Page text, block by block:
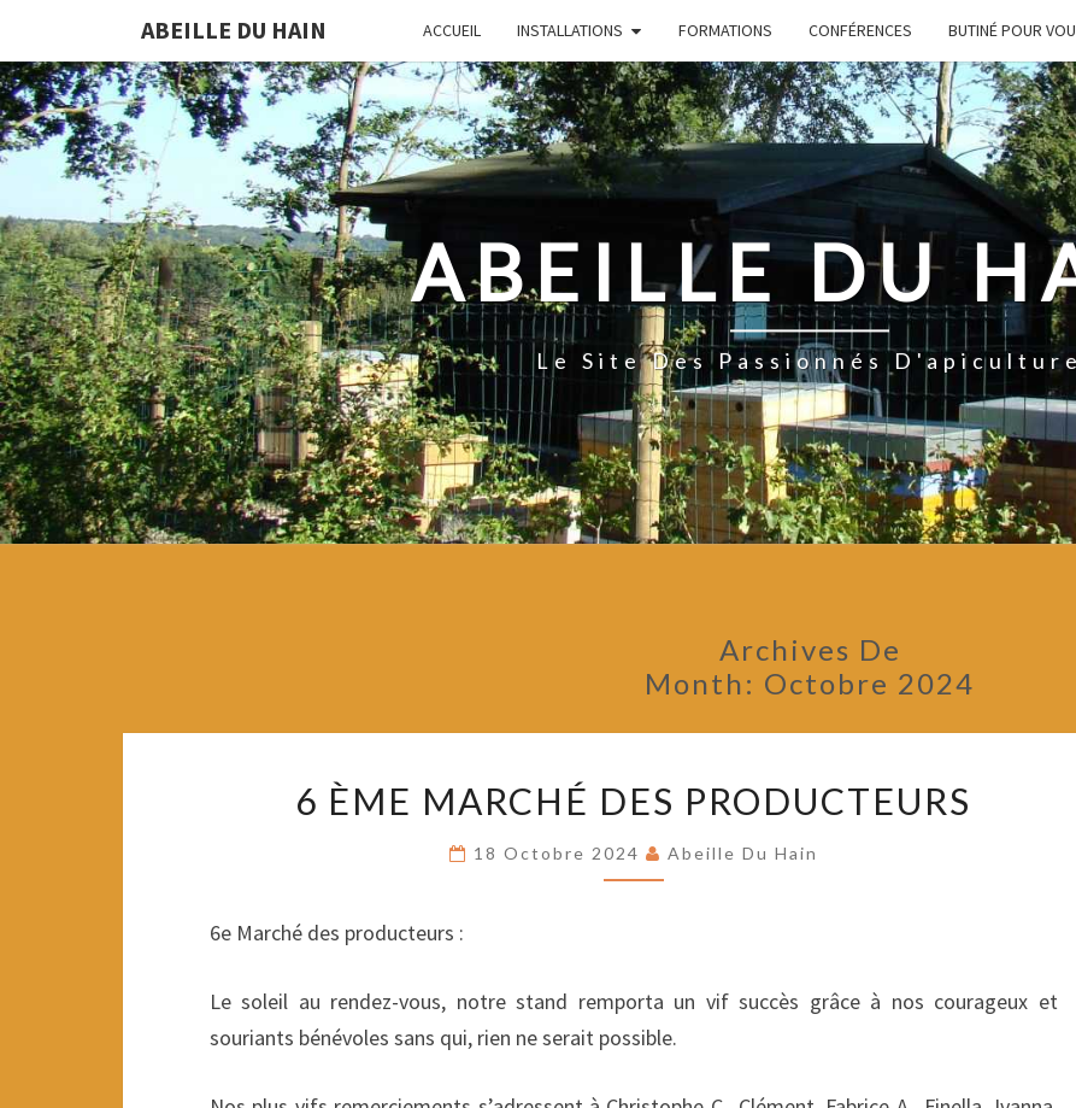
ABEILLE DU HAIN ACCUEIL INSTALLATIONS FORMATIONS CONFÉRENCES BUTINÉ POUR
ABEILLE DU
Le Site Des Passionnés D'apiculture
Archives De
Month: Octobre 2024
ÈME
MARCHÉ
DES
6 ÈME MARCHÉ DES PRODUCTEURS
18 Octobre 2024 Abeille Du Hain
6e Marché des producteurs :
Le soleil au rendez-vous, notre stand remporta un vif succès grâce à nos courageux et
souriants bénévoles sans qui, rien ne serait possible.